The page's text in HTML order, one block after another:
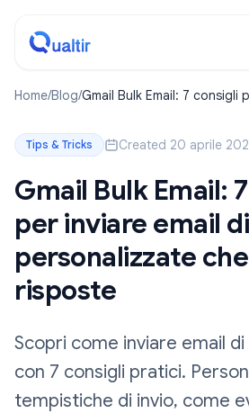
Home/Blog/Gmail Bulk Email: 7 consigli
Tips & Tricks Created 20 aprile
Gmail Bulk Email:
per inviare email
personalizzate
risposte
Scopri come inviare email di
con 7 consigli pratici.
tempistiche di invio, come